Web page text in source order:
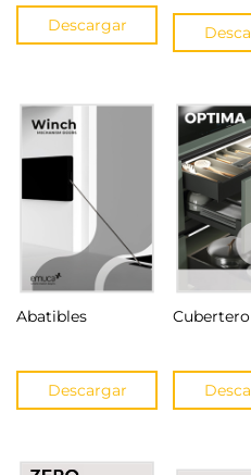
Descargar
Abatibles
Descargar